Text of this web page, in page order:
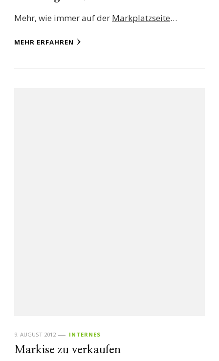
Mehr, wie immer auf der Markplatzseite…
MEHR ERFAHREN
9. AUGUST 2012 INTERNES
Markise zu verkaufen